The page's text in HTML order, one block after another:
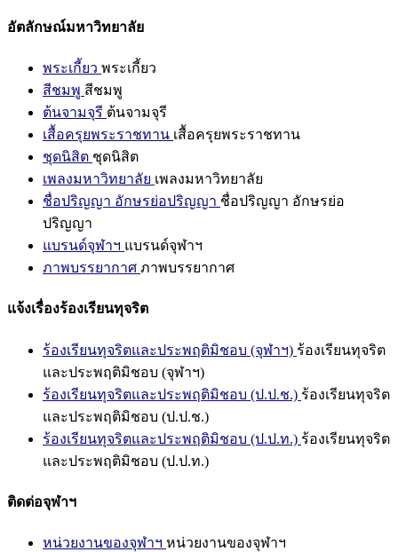
อัตลักษณ์มหาวิทยาลัย
พระเกี้ยว พระเกี้ยว
สีชมพู สีชมพู
ต้นจามจุรี ต้นจามจุรี
เสื้อครุยพระราชทาน เสื้อครุยพระราชทาน
ชุดนิสิต ชุดนิสิต
เพลงมหาวิทยาลัย เพลงมหาวิทยาลัย
ชื่อปริญญา อักษรย่อปริญญา ชื่อปริญญา อักษรย่อ
ปริญญา
แบรนด์จุฬาฯ แบรนด์จุฬาฯ
ภาพบรรยากาศ ภาพบรรยากาศ
แจ้งเรื่องร้องเรียนทุจริต
ร้องเรียนทุจริตและประพฤติมิชอบ (จุฬาฯ) ร้องเรียนทุจริต
และประพฤติมิชอบ (จุฬาฯ)
ร้องเรียนทุจริตและประพฤติมิชอบ (ป.ป.ช.) ร้องเรียนทุจริต
และประพฤติมิชอบ (ป.ป.ช.)
ร้องเรียนทุจริตและประพฤติมิชอบ (ป.ป.ท.) ร้องเรียนทุจริต
และประพฤติมิชอบ (ป.ป.ท.)
ติดต่อจุฬาฯ
หน่วยงานของจุฬาฯ หน่วยงานของจุฬาฯ